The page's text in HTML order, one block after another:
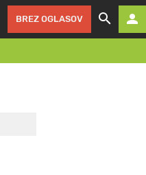
BREZ OGLASOV